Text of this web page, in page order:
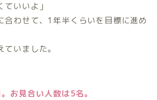
ていいよ」
合わせて、1年半くらいを目標に進め
いました。
お見合い人数は5名。